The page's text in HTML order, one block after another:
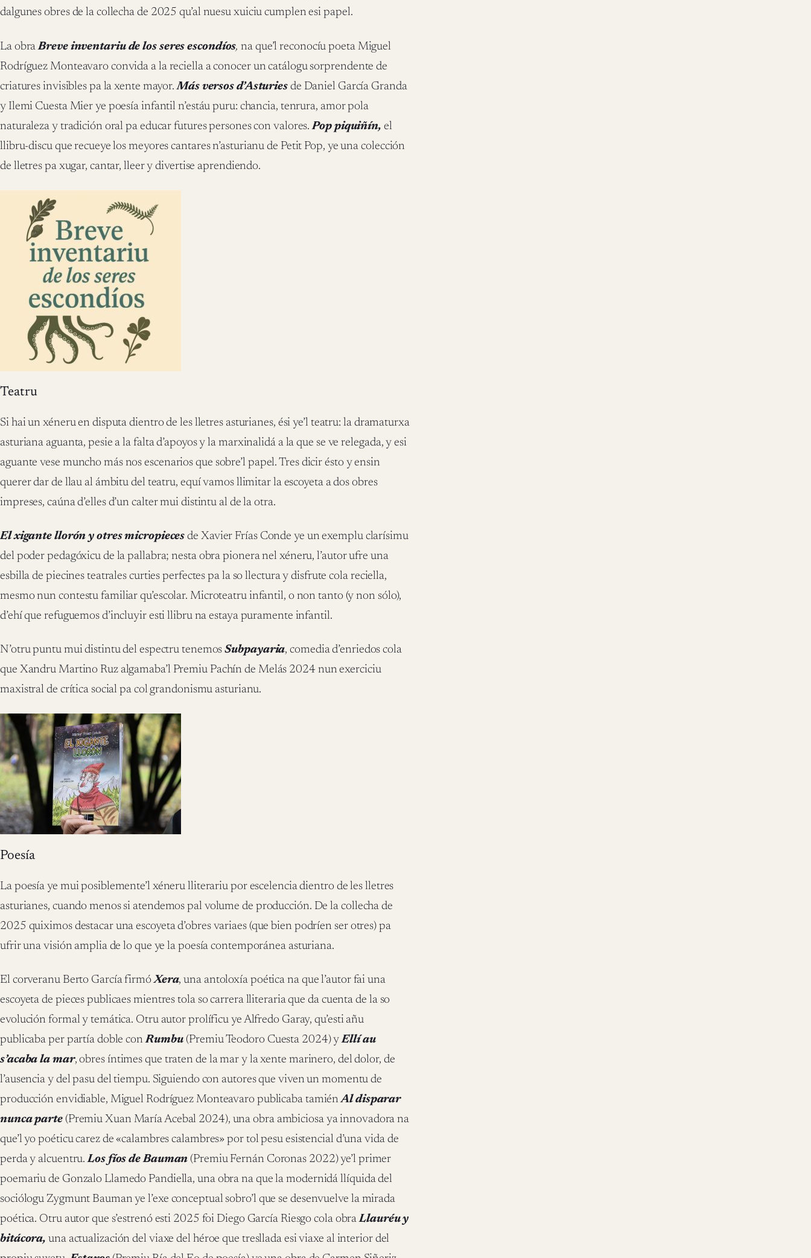
dalgunes obres de la collecha de 2025 qu’al nuesu xuiciu cumplen esi papel.
La obraBreve inventariu de los seres escondíos, na que’l reconocíu poeta Miguel
Rodríguez Monteavaro convida a la reciella a conocer un catálogu sorprendente de
criatures invisibles pa la xente mayor.Más versos d’Asturiesde Daniel García Granda
y Ilemi Cuesta Mier ye poesía infantil n’estáu puru: chancia, tenrura, amor pola
naturaleza y tradición oral pa educar futures persones con valores.Pop piquiñín, el
llibru-discu que recueye los meyores cantares n’asturianu de Petit Pop, ye una colección
de lletres pa xugar, cantar, lleer y divertise aprendiendo.
Teatru
Si hai un xéneru en disputa dientro de les lletres asturianes, ési ye’l teatru: la dramaturxa
asturiana aguanta, pesie a la falta d’apoyos y la marxinalidá a la que se ve relegada, y esi
aguante vese muncho más nos escenarios que sobre’l papel. Tres dicir ésto y ensin
querer dar de llau al ámbitu del teatru, equí vamos llimitar la escoyeta a dos obres
impreses, caúna d’elles d’un calter mui distintu al de la otra.
El xigante llorón y otres micropieces de Xavier Frías Conde ye un exemplu clarísimu
del poder pedagóxicu de la pallabra; nesta obra pionera nel xéneru, l’autor ufre una
esbilla de piecines teatrales curties perfectes pa la so llectura y disfrute cola reciella,
mesmo nun contestu familiar qu’escolar. Microteatru infantil, o non tanto (y non sólo),
d’ehí que refuguemos d’incluyir esti llibru na estaya puramente infantil.
N’otru puntu mui distintu del espectru tenemosSubpayaria, comedia d’enriedos cola
que Xandru Martino Ruz algamaba’l Premiu Pachín de Melás 2024 nun exerciciu
maxistral de crítica social pa col grandonismu asturianu.
Poesía
La poesía ye mui posiblemente’l xéneru lliterariu por escelencia dientro de les lletres
asturianes, cuando menos si atendemos pal volume de producción. De la collecha de
2025 quiximos destacar una escoyeta d’obres variaes (que bien podríen ser otres) pa
ufrir una visión amplia de lo que ye la poesía contemporánea asturiana.
El corveranu Berto García firmóXera, una antoloxía poética na que l’autor fai una
escoyeta de pieces publicaes mientres tola so carrera lliteraria que da cuenta de la so
evolución formal y temática. Otru autor prolíficu ye Alfredo Garay, qu’esti añu
publicaba per partía doble conRumbu (Premiu Teodoro Cuesta 2024) yEllí au
s’acaba la mar, obres íntimes que traten de la mar y la xente marinero, del dolor, de
l’ausencia y del pasu del tiempu. Siguiendo con autores que viven un momentu de
producción envidiable, Miguel Rodríguez Monteavaro publicaba tamiénAl disparar
nunca parte(Premiu Xuan María Acebal 2024), una obra ambiciosa ya innovadora na
que’l yo poéticu carez de «calambres calambres» por tol pesu esistencial d’una vida de
perda y alcuentru.Los fíos de Bauman (Premiu Fernán Coronas 2022) ye’l primer
poemariu de Gonzalo Llamedo Pandiella, una obra na que la modernidá llíquida del
sociólogu Zygmunt Bauman ye l’exe conceptual sobro’l que se desenvuelve la mirada
poética. Otru autor que s’estrenó esti 2025 foi Diego García Riesgo cola obraLlauréu y
bitácora, una actualización del viaxe del héroe que tresllada esi viaxe al interior del